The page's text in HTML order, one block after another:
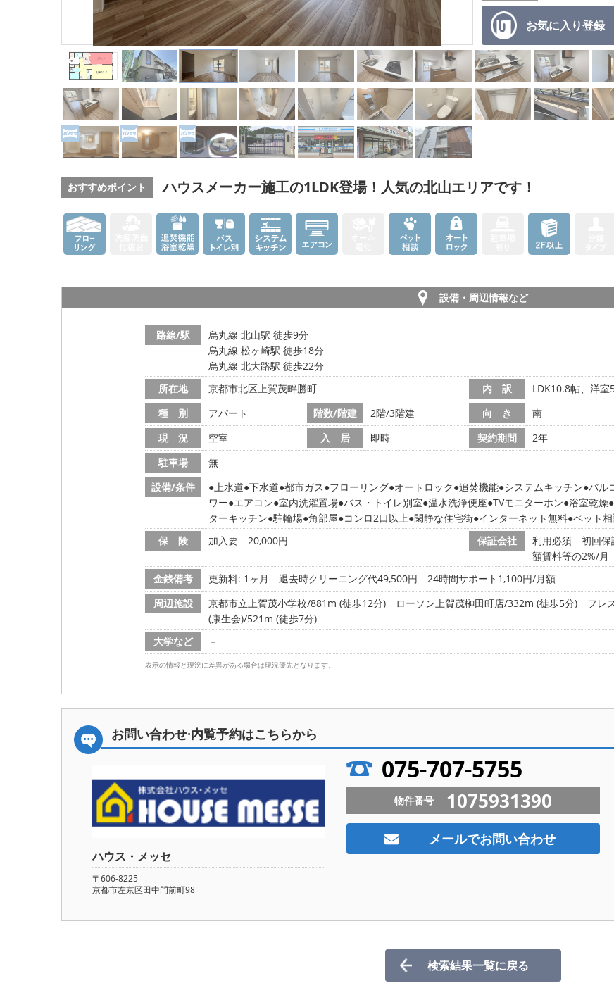
お気に入り登録
おすすめポイント ハウスメーカー施工の1LDK登場！人気の北山エリアです！
設備・周辺情報など
路線/駅
烏丸線 北山駅 徒歩9分
烏丸線 松ヶ崎駅 徒歩18分
烏丸線 北大路駅 徒歩22分
所在地
京都市北区上賀茂畔勝町 内 訳
LDK10.8帖、洋室
種 別
アパート 階数/階建 2階/3階建 向 き 南
現 況
空室 入 居 即時 契約期間 2年
駐車場
無
設備/条件
上水道 下水道 都市ガス フローリング オートロック 追焚機能 システムキッチン バル
ワー エアコン 室内洗濯置場 バス・トイレ別室 温水洗浄便座 TVモニターホン 浴室乾燥
ターキッチン 駐輪場 角部屋 コンロ2口以上 閑静な住宅街 インターネット無料 ペット
保 険
加入要 20,000円 保証会社
利用必須 初回保
額賃料等の2%/月
金銭備考
更新料: 1ヶ月
退去時クリーニング代49,500円 24時間サポート1,100円/月額
周辺施設
京都市立上賀茂小学校/881m (徒歩12分) ローソン上賀茂榊田町店/332m (徒歩5分) フレ
(康生会)/521m (徒歩7分)
大学など
－
表示の情報と現況に差異がある場合は現況優先となります。
お問い合わせ·内覧予約はこちらから
ハウス・メッセ
〒606-8225
京都市左京区田中門前町98
075-707-5755
物件番号 1075931390
メールでお問い合わせ
検索結果一覧に戻る